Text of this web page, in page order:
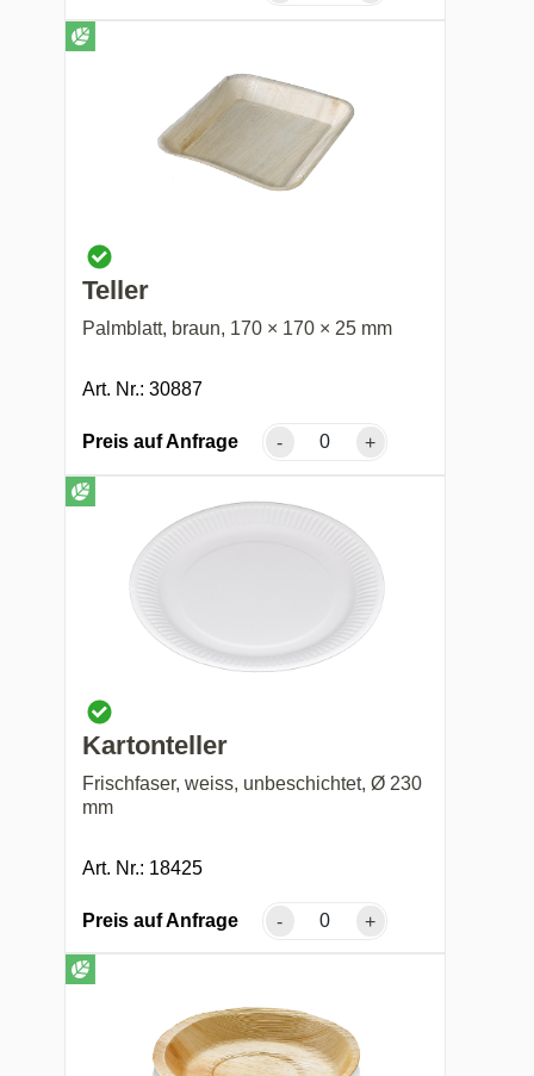
Teller
Palmblatt, braun, 170 × 170 × 25 mm
Art. Nr.: 30887
Preis auf Anfrage - +
Kartonteller
Frischfaser, weiss, unbeschichtet, Ø 230
mm
Art. Nr.: 18425
Preis auf Anfrage - +